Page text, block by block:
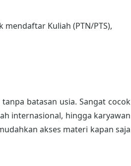
Kuliah (PTN/PTS),
batasan usia. Sangat cocok
internasional, hingga karyawan
akses materi kapan saja